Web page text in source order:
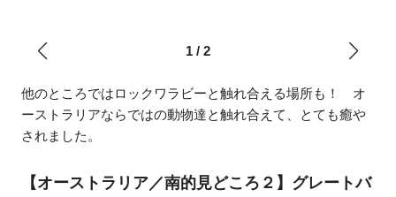
1/ 2
他のところではロックワラビーと触れ合える場所も！ オ
ーストラリアならではの動物達と触れ合えて、とても癒や
されました。
【オーストラリア／南的見どころ２】グレートバ